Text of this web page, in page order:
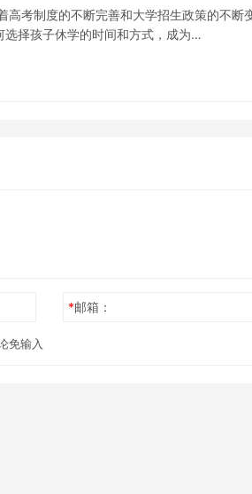
高考制度的不断完善和大学招生政策的不
择孩子休学的时间和方式，成为…
*邮箱：
免输入